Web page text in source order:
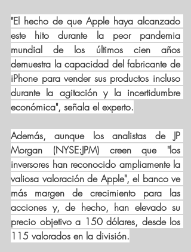
"El hecho de que Apple haya alcanzado
este hito durante la peor pandemia
mundial de los últimos cien años
demuestra la capacidad del fabricante de
iPhone para vender sus productos incluso
durante la agitación y la incertidumbre
económica", señala el experto.
Además, aunque los analistas de JP
Morgan (NYSE:JPM) creen que "los
inversores han reconocido ampliamente la
valiosa valoración de Apple", el banco ve
más margen de crecimiento para las
acciones y, de hecho, han elevado su
precio objetivo a 150 dólares, desde los
115 valorados en la división.